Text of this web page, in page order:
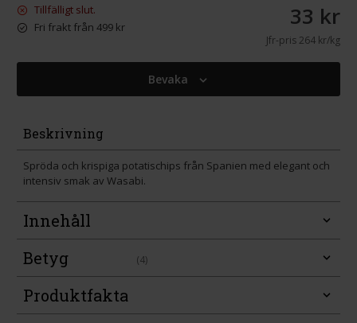
Tillfälligt slut.
Fri frakt från 499 kr
33 kr
Jfr-pris264 kr/kg
Bevaka
Beskrivning
Spröda och krispiga potatischips från Spanien med elegant och
intensiv smak av Wasabi.
Innehåll
Betyg
(4)
Produktfakta